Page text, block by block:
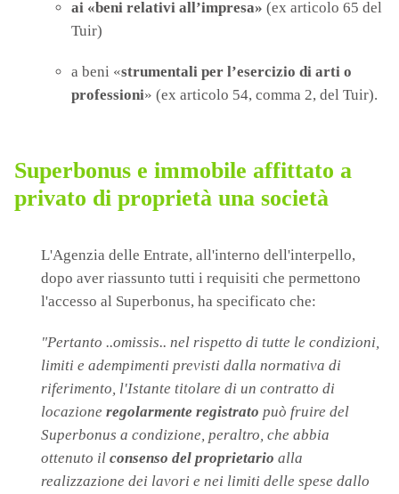
ai «beni relativi all’impresa» (ex articolo 65 del
Tuir)
a beni «strumentali per l’esercizio di arti o
professioni» (ex articolo 54, comma 2, del Tuir).
Superbonus e immobile affittato a
privato di proprietà una società
L'Agenzia delle Entrate, all'interno dell'interpello,
dopo aver riassunto tutti i requisiti che permettono
l'accesso al Superbonus, ha specificato che:
"Pertanto ..omissis.. nel rispetto di tutte le condizioni,
limiti e adempimenti previsti dalla normativa di
riferimento, l'Istante titolare di un contratto di
locazione regolarmente registrato può fruire del
Superbonus a condizione, peraltro, che abbia
ottenuto il consenso del proprietario alla
realizzazione dei lavori e nei limiti delle spese dallo